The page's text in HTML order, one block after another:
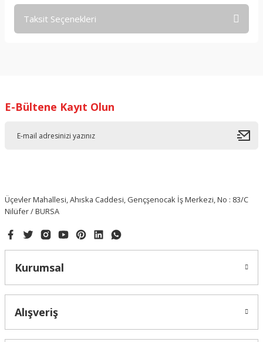
Taksit Seçenekleri
E-Bültene Kayıt Olun
Üçevler Mahallesi, Ahıska Caddesi, Gençşenocak İş Merkezi, No : 83/C
Nilüfer / BURSA
Kurumsal
Alışveriş